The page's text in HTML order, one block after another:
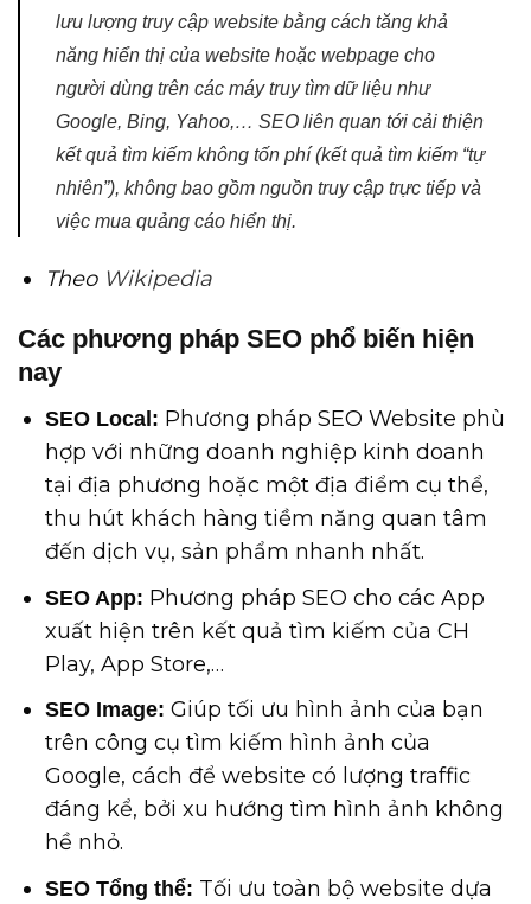
lưu lượng truy cập website bằng cách tăng khả
năng hiển thị của website hoặc webpage cho
người dùng trên các máy truy tìm dữ liệu như
Google, Bing, Yahoo,… SEO liên quan tới cải thiện
kết quả tìm kiếm không tốn phí (kết quả tìm kiếm “tự
nhiên”), không bao gồm nguồn truy cập trực tiếp và
việc mua quảng cáo hiển thị.
Theo Wikipedia
Các phương pháp SEO phổ biến hiện
nay
SEO Local: Phương pháp SEO Website phù
hợp với những doanh nghiệp kinh doanh
tại địa phương hoặc một địa điểm cụ thể,
thu hút khách hàng tiềm năng quan tâm
đến dịch vụ, sản phẩm nhanh nhất.
SEO App: Phương pháp SEO cho các App
xuất hiện trên kết quả tìm kiếm của CH
Play, App Store,…
SEO Image: Giúp tối ưu hình ảnh của bạn
trên công cụ tìm kiếm hình ảnh của
Google, cách để website có lượng traffic
đáng kể, bởi xu hướng tìm hình ảnh không
hề nhỏ.
SEO Tổng thể: Tối ưu toàn bộ website dựa